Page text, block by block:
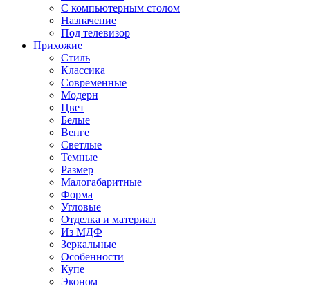
С компьютерным столом
Назначение
Под телевизор
Прихожие
Стиль
Классика
Современные
Модерн
Цвет
Белые
Венге
Светлые
Темные
Размер
Малогабаритные
Форма
Угловые
Отделка и материал
Из МДФ
Зеркальные
Особенности
Купе
Эконом